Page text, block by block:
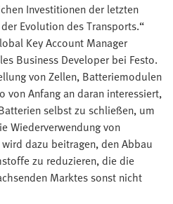
Investitionen der letzten
Evolution des Transports.“
Key Account Manager
Business Developer bei Festo.
von Zellen, Batteriemodulen
von Anfang an daran interessiert,
selbst zu schließen, um
Wiederverwendung von
dazu beitragen, den Abbau
zu reduzieren, die die
Marktes sonst nicht